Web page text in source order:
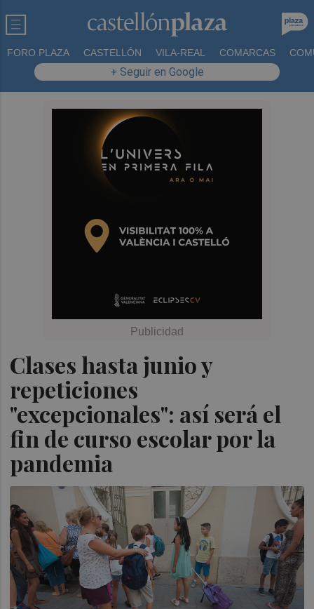
FORO PLAZA CASTELLÓN VILA-REAL COMARCAS
+ Seguir en Google
Clases hasta junio y
repeticiones
"excepcionales": así será el
fin de curso escolar por la
pandemia